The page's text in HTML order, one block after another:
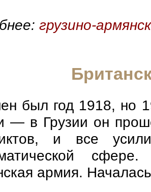
грузино-
был год 1918, но
— в Грузии он
и все
армия.